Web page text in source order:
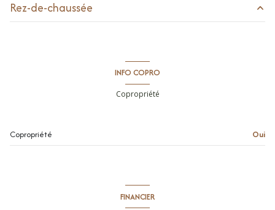
Rez-de-chaussée
dégagement
3.8 m²
INFO COPRO
Copropriété
Copropriété Oui
FINANCIER